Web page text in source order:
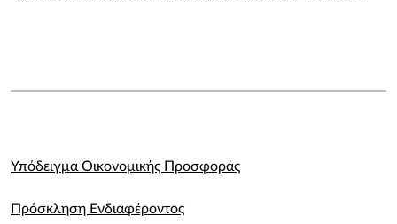
Υπόδειγμα Οικονομικής Προσφοράς
Πρόσκληση Ενδιαφέροντος